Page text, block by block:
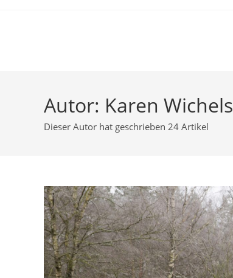
Autor: Karen Wichels
Dieser Autor hat geschrieben 24 Artikel